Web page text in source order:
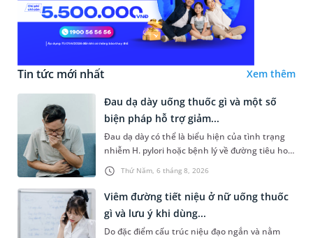
Tin tức mới nhất Xem thêm
Thứ Năm, 6 tháng 8, 2026
Đau dạ dày uống thuốc gì và một số
biện pháp hỗ trợ giảm...
Đau dạ dày có thể là biểu hiện của tình trạng
nhiễm H. pylori hoặc bệnh lý về đường tiêu hoá
khác. Dựa theo nguyên nhân cụ thể, bác sĩ sẽ
cân nhắc chỉ định p...
Viêm đường tiết niệu ở nữ uống thuốc
gì và lưu ý khi dùng...
Do đặc điểm cấu trúc niệu đạo ngắn và nằm